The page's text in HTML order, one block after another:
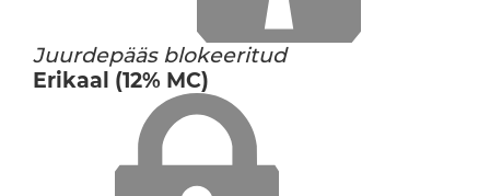
Juurdepääs blokeeritud
Erikaal (12% MC)